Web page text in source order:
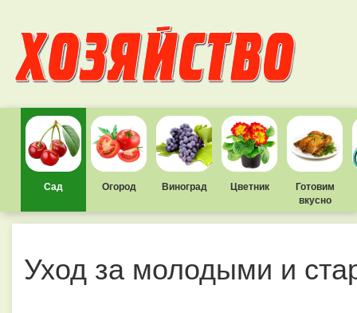
Сад Огород Виноград Цветник
Готовим
вкусно
Уход за молодыми и